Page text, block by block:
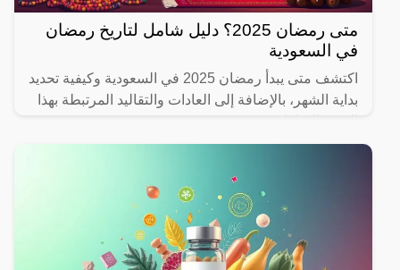
متى رمضان 2025؟ دليل شامل لتاريخ رمضان
في السعودية
اكتشف متى يبدأ رمضان 2025 في السعودية وكيفية تحديد
بداية الشهر، بالإضافة إلى العادات والتقاليد المرتبطة بهذا